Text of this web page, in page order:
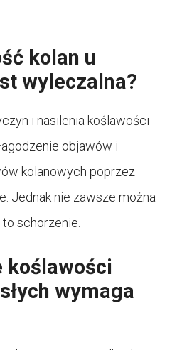
kolan u
wyleczalna?
i nasilenia koślawości
objawów i
kolanowych poprzez
Jednak nie zawsze można
schorzenie.
koślawości
wymaga